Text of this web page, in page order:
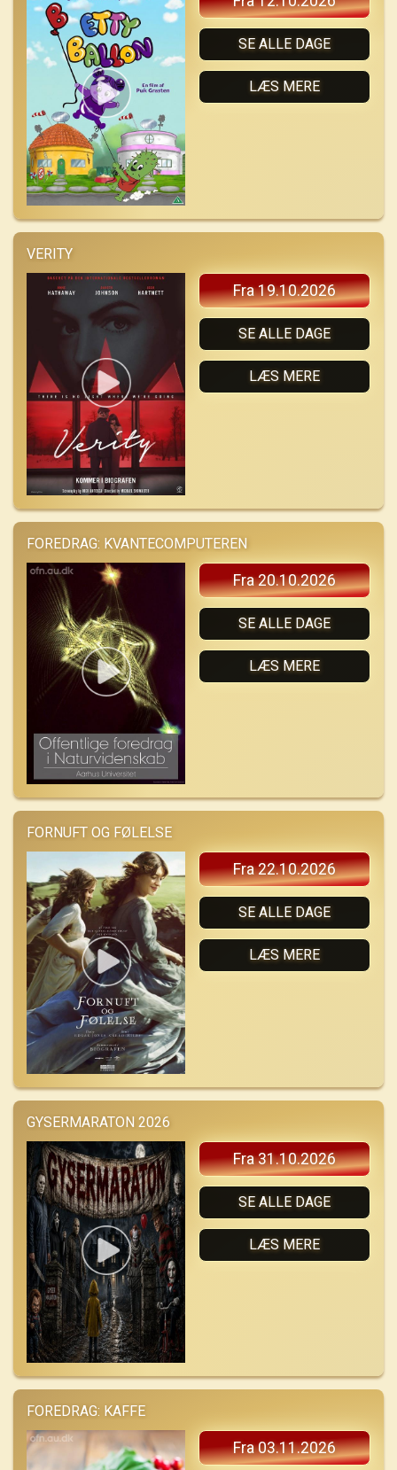
SE ALLE DAGE
LÆS MERE
VERITY
Fra 19.10.2026
SE ALLE DAGE
LÆS MERE
FOREDRAG: KVANTECOMPUTEREN
Fra 20.10.2026
SE ALLE DAGE
LÆS MERE
FORNUFT OG FØLELSE
Fra 22.10.2026
SE ALLE DAGE
LÆS MERE
GYSERMARATON 2026
Fra 31.10.2026
SE ALLE DAGE
LÆS MERE
FOREDRAG: KAFFE
Fra 03.11.2026